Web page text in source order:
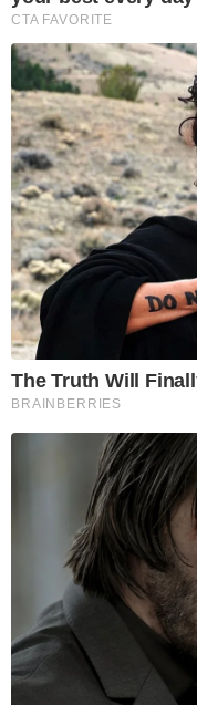
CTA FAVORITE
The Truth Will
BRAINBERRIES